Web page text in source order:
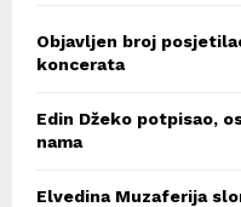
Objavljen broj
koncerata
Edin Džeko potpisao,
nama
Elvedina Muzaferija